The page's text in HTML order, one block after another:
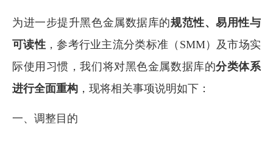
为进一步提升黑色金属数据库的规范性、易用性与
可读性，参考行业主流分类标准（SMM）及市场实
际使用习惯，我们将对黑色金属数据库的分类体系
进行全面重构 ，现将相关事项说明如下：
一、调整目的